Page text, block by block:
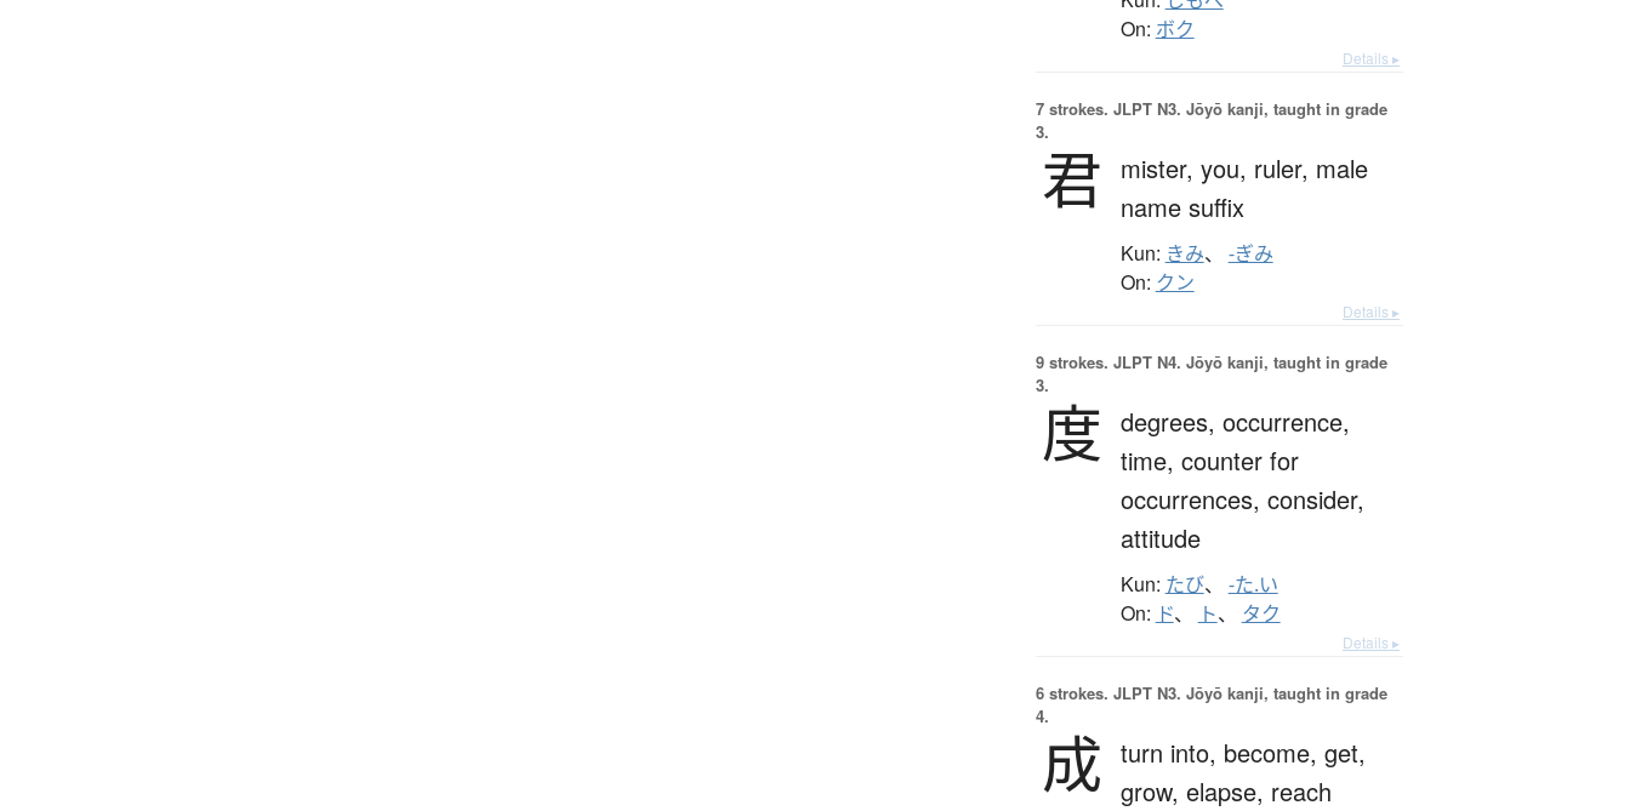
On: ボク
Details ▸
7 strokes. JLPT N3. Jōyō kanji, taught in grade
3.
君 mister, you, ruler, male
name suffix
Kun: きみ、 -ぎみ
On: クン
Details ▸
9 strokes. JLPT N4. Jōyō kanji, taught in grade
3.
度 degrees, occurrence,
time, counter for
occurrences, consider,
attitude
Kun: たび、 -た.い
On: ド、 ト、 タク
Details ▸
6 strokes. JLPT N3. Jōyō kanji, taught in grade
4.
成 turn into, become, get,
grow, elapse, reach